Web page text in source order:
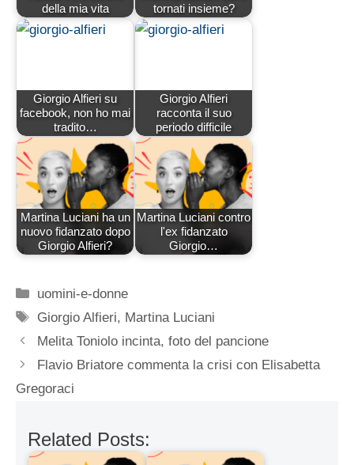
della mia vita
tornati insieme?
Giorgio Alfieri su
facebook, non ho mai
tradito…
Giorgio Alfieri
racconta il suo
periodo difficile
Martina Luciani ha un
nuovo fidanzato dopo
Giorgio Alfieri?
Martina Luciani contro
l'ex fidanzato
Giorgio…
Categorie
uomini-e-donne
Tag
Giorgio Alfieri, Martina Luciani
Melita Toniolo incinta, foto del pancione
Flavio Briatore commenta la crisi con Elisabetta
Gregoraci
Related Posts: